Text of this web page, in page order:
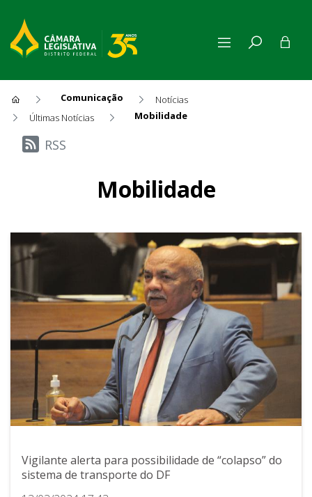
Comunicação
Notícias
Últimas Notícias
Mobilidade
Últimas Notícias
RSS
Mobilidade
Vigilante alerta para possibilidade de “colapso” do
sistema de transporte do DF